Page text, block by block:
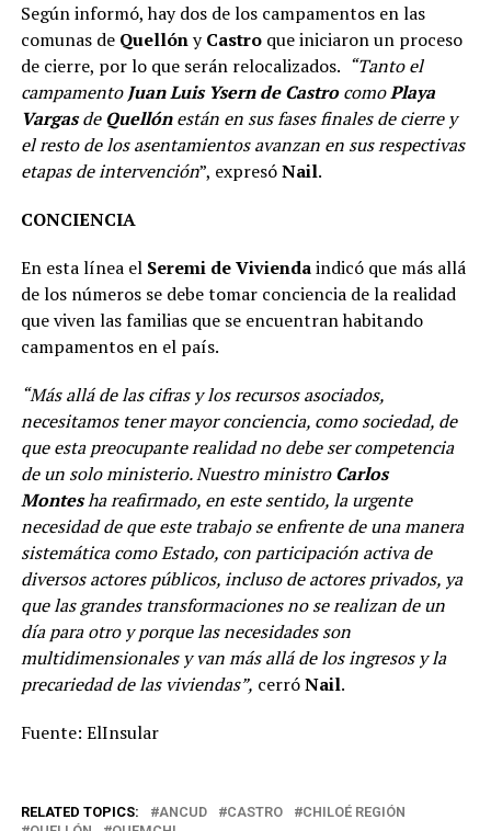
Según informó, hay dos de los campamentos en las
comunas de QuellónyCastroque iniciaron un proceso
de cierre, por lo que serán relocalizados. “Tanto el
campamentoJuan Luis Ysern de CastrocomoPlaya
VargasdeQuellónestán en sus fases finales de cierre y
el resto de los asentamientos avanzan en sus respectivas
etapas de intervención”, expresóNail.
CONCIENCIA
En esta línea el Seremi de Viviendaindicó que más allá
de los números se debe tomar conciencia de la realidad
que viven las familias que se encuentran habitando
campamentos en el país.
“Más allá de las cifras y los recursos asociados,
necesitamos tener mayor conciencia, como sociedad, de
que esta preocupante realidad no debe ser competencia
de un solo ministerio. Nuestro ministroCarlos
Montesha reafirmado, en este sentido, la urgente
necesidad de que este trabajo se enfrente de una manera
sistemática como Estado, con participación activa de
diversos actores públicos, incluso de actores privados, ya
que las grandes transformaciones no se realizan de un
día para otro y porque las necesidades son
multidimensionales y van más allá de los ingresos y la
precariedad de las viviendas”, cerróNail.
Fuente: ElInsular
RELATED TOPICS: ANCUD CASTRO
CHILOÉ REGIÓN